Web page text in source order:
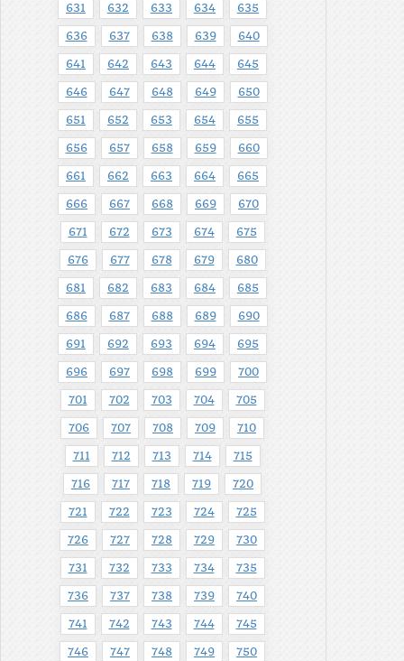
631 632 633 634 635
636 637 638 639 640
641 642 643 644 645
646 647 648 649 650
651 652 653 654 655
656 657 658 659 660
661 662 663 664 665
666 667 668 669 670
671 672 673 674 675
676 677 678 679 680
681 682 683 684 685
686 687 688 689 690
691 692 693 694 695
696 697 698 699 700
701 702 703 704 705
706 707 708 709 710
711 712 713 714 715
716 717 718 719 720
721 722 723 724 725
726 727 728 729 730
731 732 733 734 735
736 737 738 739 740
741 742 743 744 745
746 747 748 749 750